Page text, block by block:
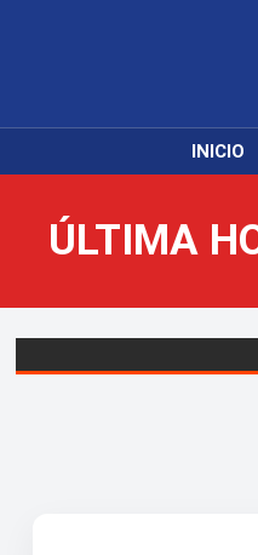
INICIO
ÚLTIMA